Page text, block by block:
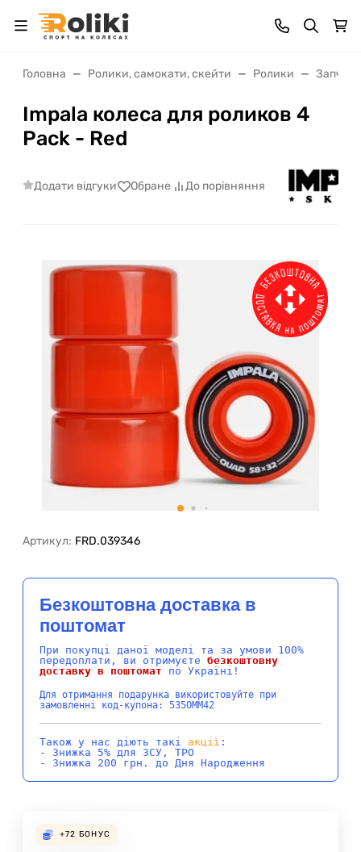
Головна Ролики, самокати, скейти Ролики
Impala колеса для роликов 4
Pack - Red
Додати відгуки Обране До порівняння
Артикул: FRD.039346
Безкоштовна доставка в
поштомат
При покупці даної моделі та за умови 100%
передоплати, ви отримуєте безкоштовну
доставку в поштомат по Україні!
Для отримання подарунка використовуйте при
замовленні код-купона: 535OMM42
Також у нас діють такі акції :
- Знижка 5% для ЗСУ, ТРО
- Знижка 200 грн. до Дня Народження
+72 БОНУС